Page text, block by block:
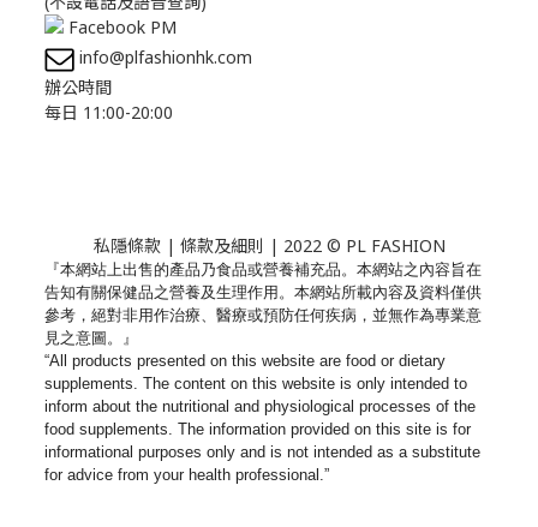
Facebook PM
info@plfashionhk.com
辦公時間
每日 11:00-20:00
私隱條款| 條款及細則 | 2022 © PL FASHION
『本網站上出售的產品乃食品或營養補充品。 本網站之內容旨在
告知有關保健品之營養及生理作用。 本網站所載內容及資料僅供
參考，絕對非用作治療、 醫療或預防任何疾病，並無作為專業意
見之意圖。』
“All products presented on this website are food or dietary
supplements. The content on this website is only intended to
inform about the nutritional and physiological processes of the
food supplements. The information provided on this site is for
informational purposes only and is not intended as a substitute
for advice from your health professional.”